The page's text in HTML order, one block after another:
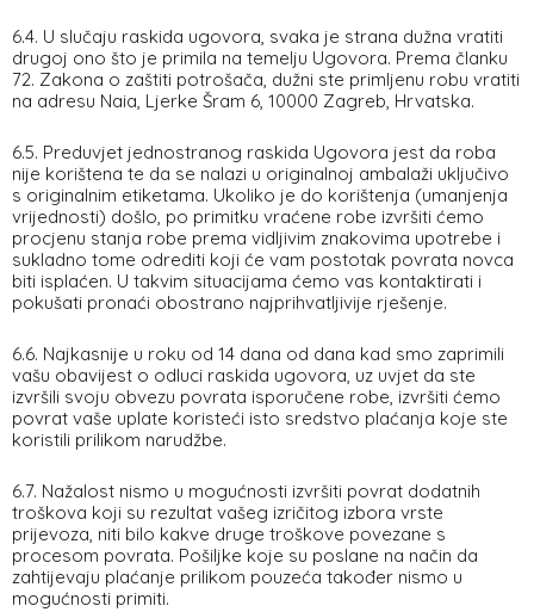
6.4. U slučaju raskida ugovora, svaka je strana dužna vratiti
drugoj ono što je primila na temelju Ugovora. Prema članku
72. Zakona o zaštiti potrošača, dužni ste primljenu robu vratiti
na adresu Naia, Ljerke Šram 6, 10000 Zagreb, Hrvatska.
6.5. Preduvjet jednostranog raskida Ugovora jest da roba
nije korištena te da se nalazi u originalnoj ambalaži uključivo
s originalnim etiketama. Ukoliko je do korištenja (umanjenja
vrijednosti) došlo, po primitku vraćene robe izvršiti ćemo
procjenu stanja robe prema vidljivim znakovima upotrebe i
sukladno tome odrediti koji će vam postotak povrata novca
biti isplaćen. U takvim situacijama ćemo vas kontaktirati i
pokušati pronaći obostrano najprihvatljivije rješenje.
6.6. Najkasnije u roku od 14 dana od dana kad smo zaprimili
vašu obavijest o odluci raskida ugovora, uz uvjet da ste
izvršili svoju obvezu povrata isporučene robe, izvršiti ćemo
povrat vaše uplate koristeći isto sredstvo plaćanja koje ste
koristili prilikom narudžbe.
6.7. Nažalost nismo u mogućnosti izvršiti povrat dodatnih
troškova koji su rezultat vašeg izričitog izbora vrste
prijevoza, niti bilo kakve druge troškove povezane s
procesom povrata. Pošiljke koje su poslane na način da
zahtijevaju plaćanje prilikom pouzeća također nismo u
mogućnosti primiti.